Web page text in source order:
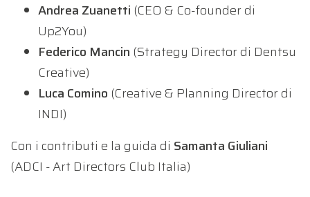
Andrea Zuanetti (CEO & Co-founder di
Up2You)
Federico Mancin (Strategy Director di Dentsu
Creative)
Luca Comino (Creative & Planning Director di
INDI)
Con i contributi e la guida di Samanta Giuliani
(ADCI - Art Directors Club Italia)